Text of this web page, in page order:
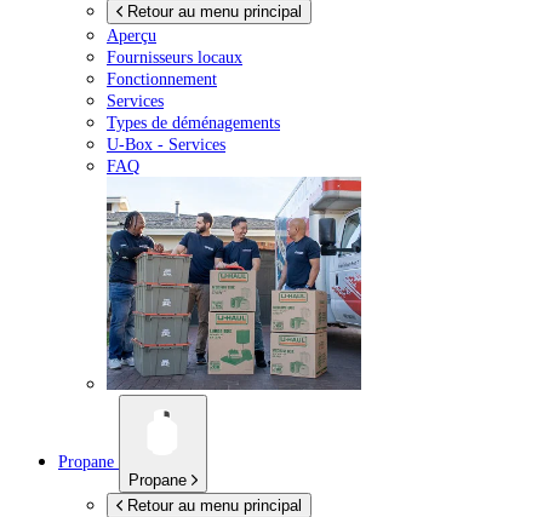
Retour au menu principal
Aperçu
Fournisseurs locaux
Fonctionnement
Services
Types de déménagements
U-Box - Services
FAQ
Propane
Propane
Retour au menu principal